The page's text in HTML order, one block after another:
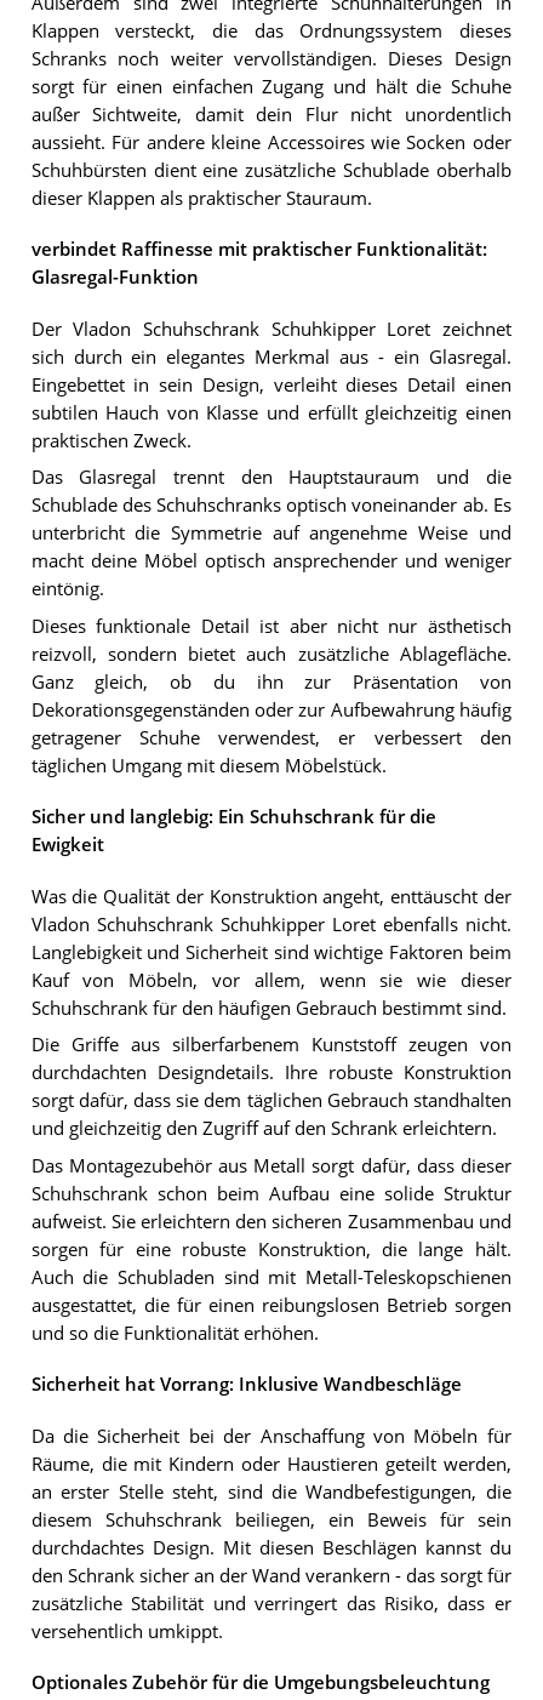
Klappen versteckt, die das Ordnungssystem dieses
Schranks noch weiter vervollständigen. Dieses Design
sorgt für einen einfachen Zugang und hält die Schuhe
außer Sichtweite, damit dein Flur nicht unordentlich
aussieht. Für andere kleine Accessoires wie Socken oder
Schuhbürsten dient eine zusätzliche Schublade oberhalb
dieser Klappen als praktischer Stauraum.
verbindet Raffinesse mit praktischer Funktionalität:
Glasregal-Funktion
Der Vladon Schuhschrank Schuhkipper Loret zeichnet
sich durch ein elegantes Merkmal aus - ein Glasregal.
Eingebettet in sein Design, verleiht dieses Detail einen
subtilen Hauch von Klasse und erfüllt gleichzeitig einen
praktischen Zweck.
Das Glasregal trennt den Hauptstauraum und die
Schublade des Schuhschranks optisch voneinander ab. Es
unterbricht die Symmetrie auf angenehme Weise und
macht deine Möbel optisch ansprechender und weniger
eintönig.
Dieses funktionale Detail ist aber nicht nur ästhetisch
reizvoll, sondern bietet auch zusätzliche Ablagefläche.
Ganz gleich, ob du ihn zur Präsentation von
Dekorationsgegenständen oder zur Aufbewahrung häufig
getragener Schuhe verwendest, er verbessert den
täglichen Umgang mit diesem Möbelstück.
Sicher und langlebig: Ein Schuhschrank für die
Ewigkeit
Was die Qualität der Konstruktion angeht, enttäuscht der
Vladon Schuhschrank Schuhkipper Loret ebenfalls nicht.
Langlebigkeit und Sicherheit sind wichtige Faktoren beim
Kauf von Möbeln, vor allem, wenn sie wie dieser
Schuhschrank für den häufigen Gebrauch bestimmt sind.
Die Griffe aus silberfarbenem Kunststoff zeugen von
durchdachten Designdetails. Ihre robuste Konstruktion
sorgt dafür, dass sie dem täglichen Gebrauch standhalten
und gleichzeitig den Zugriff auf den Schrank erleichtern.
Das Montagezubehör aus Metall sorgt dafür, dass dieser
Schuhschrank schon beim Aufbau eine solide Struktur
aufweist. Sie erleichtern den sicheren Zusammenbau und
sorgen für eine robuste Konstruktion, die lange hält.
Auch die Schubladen sind mit Metall-Teleskopschienen
ausgestattet, die für einen reibungslosen Betrieb sorgen
und so die Funktionalität erhöhen.
Sicherheit hat Vorrang: Inklusive Wandbeschläge
Da die Sicherheit bei der Anschaffung von Möbeln für
Räume, die mit Kindern oder Haustieren geteilt werden,
an erster Stelle steht, sind die Wandbefestigungen, die
diesem Schuhschrank beiliegen, ein Beweis für sein
durchdachtes Design. Mit diesen Beschlägen kannst du
den Schrank sicher an der Wand verankern - das sorgt für
zusätzliche Stabilität und verringert das Risiko, dass er
versehentlich umkippt.
Optionales Zubehör für die Umgebungsbeleuchtung